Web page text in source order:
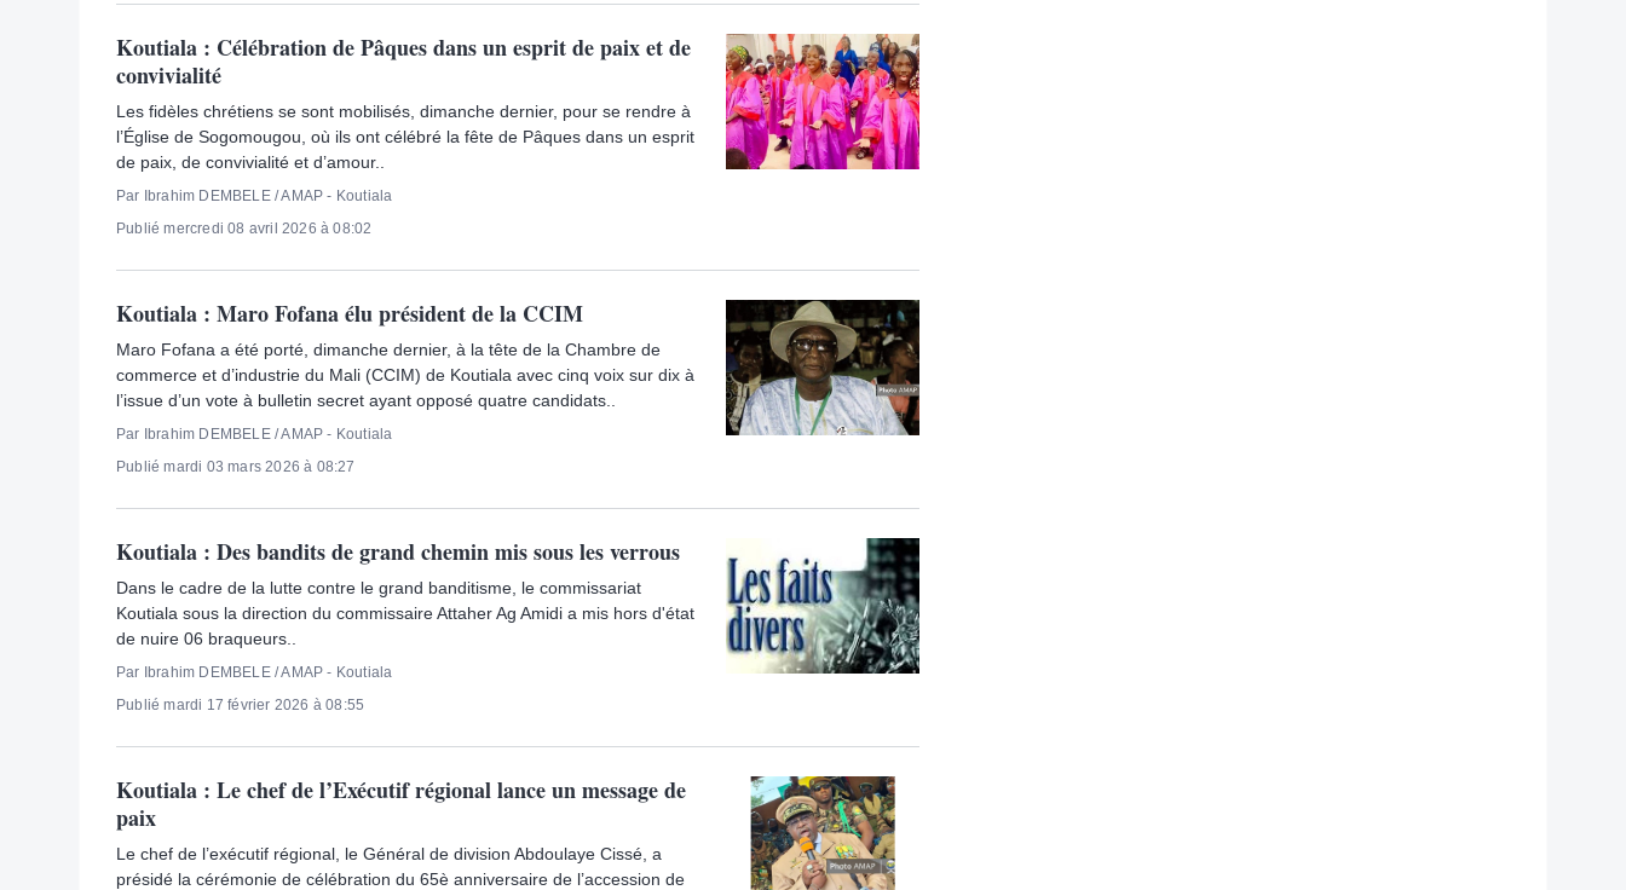
Koutiala : Célébration de Pâques dans un esprit de paix et de
convivialité
Les fidèles chrétiens se sont mobilisés, dimanche dernier, pour se rendre à
l’Église de Sogomougou, où ils ont célébré la fête de Pâques dans un esprit
de paix, de convivialité et d’amour..
Par Ibrahim DEMBELE / AMAP - Koutiala
Publié mercredi 08 avril 2026 à 08:02
Koutiala : Maro Fofana élu président de la CCIM
Maro Fofana a été porté, dimanche dernier, à la tête de la Chambre de
commerce et d’industrie du Mali (CCIM) de Koutiala avec cinq voix sur dix à
l’issue d’un vote à bulletin secret ayant opposé quatre candidats..
Par Ibrahim DEMBELE / AMAP - Koutiala
Publié mardi 03 mars 2026 à 08:27
Koutiala : Des bandits de grand chemin mis sous les verrous
Dans le cadre de la lutte contre le grand banditisme, le commissariat
Koutiala sous la direction du commissaire Attaher Ag Amidi a mis hors d'état
de nuire 06 braqueurs..
Par Ibrahim DEMBELE / AMAP - Koutiala
Publié mardi 17 février 2026 à 08:55
Koutiala : Le chef de l’Exécutif régional lance un message de
paix
Le chef de l’exécutif régional, le Général de division Abdoulaye Cissé, a
présidé la cérémonie de célébration du 65è anniversaire de l’accession de